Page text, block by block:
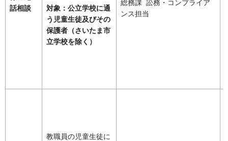
話相談
対象：公立学校に通
う児童生徒及びその
保護者（さいたま市
立学校を除く）
総務課 訟務・コンプライア
ンス担当
教職員の児童生徒に